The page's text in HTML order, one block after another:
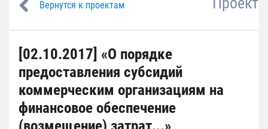
Вернутся к проектам
[02.10.2017] «О порядке
предоставления субсидий
коммерческим организациям на
финансовое обеспечение